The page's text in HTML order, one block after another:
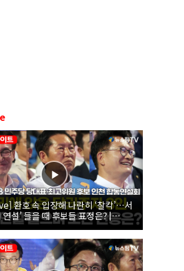
환호 속 입장해 나란히 ‘찰칵’…서
연설’ 들을 때 후보들 표정은? |
더불어민주당 당대표·최고위원 후
동연설회